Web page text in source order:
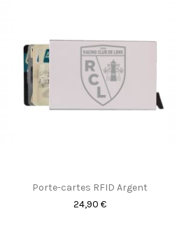
Porte-cartes RFID Argent
24,90 €